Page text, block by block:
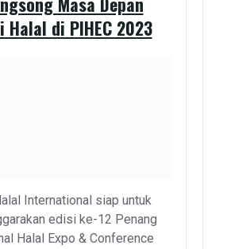
di PIHEC 2023
International siap untuk
edisi ke-12 Penang
Halal Expo & Conference